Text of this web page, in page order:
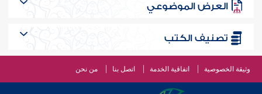
العرض الموضوعي
تصنيف الكتب
وثيقة الخصوصية اتفاقية الخدمة اتصل بنا من نحن